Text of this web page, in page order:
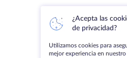
¿Acepta las
de privacidad?
Utilizamos cookies para
mejor experiencia en